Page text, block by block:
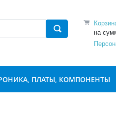
на
ПЛАТЫ, КОМПОНЕНТЫ